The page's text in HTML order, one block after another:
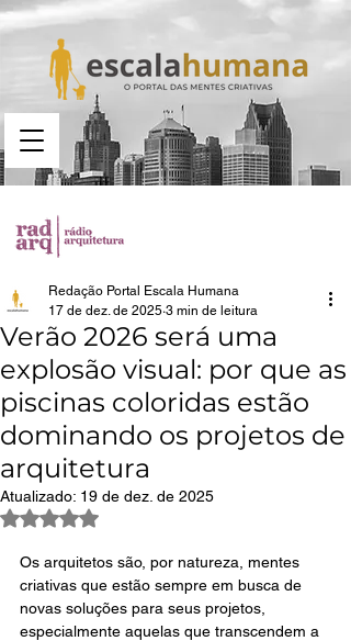
Busca no portal
Verão 2026 será uma
explosão visual: por que as
piscinas coloridas estão
dominando os projetos de
arquitetura
Redação Portal Escala Humana
17 de dez. de 2025 3 min de leitura
Atualizado: 19 de dez. de 2025
Avaliado com NaN de 5 estrelas.
Os arquitetos são, por natureza, mentes
criativas que estão sempre em busca de
novas soluções para seus projetos,
especialmente aquelas que transcendem a